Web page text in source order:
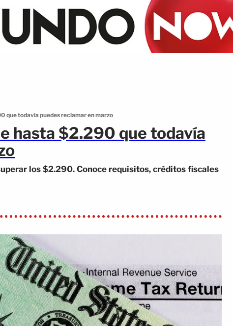
que todavía puedes reclamar en marzo
hasta $2.290 que todavía
los $2.290. Conoce requisitos, créditos fiscales